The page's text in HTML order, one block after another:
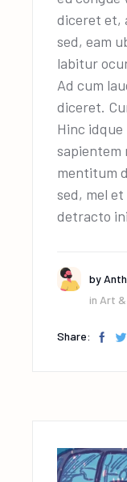
diceret et,
sed, eam
labitur
Ad cum
diceret.
Hinc
sapientem
mentitum
sed, mel
detracto
by
in Art
Share: